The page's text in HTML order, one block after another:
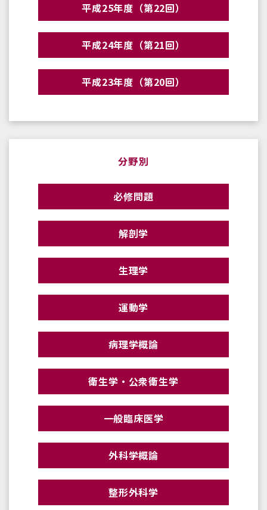
平成25年度（第22回）
平成24年度（第21回）
平成23年度（第20回）
分野別
必修問題
解剖学
生理学
運動学
病理学概論
衛生学・公衆衛生学
一般臨床医学
外科学概論
整形外科学